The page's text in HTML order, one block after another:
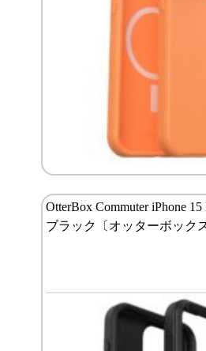
OtterBox Commuter iPhone
ブラック〔オッターボックス